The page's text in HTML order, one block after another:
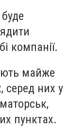
компанії.
майже
серед них у
пунктах.